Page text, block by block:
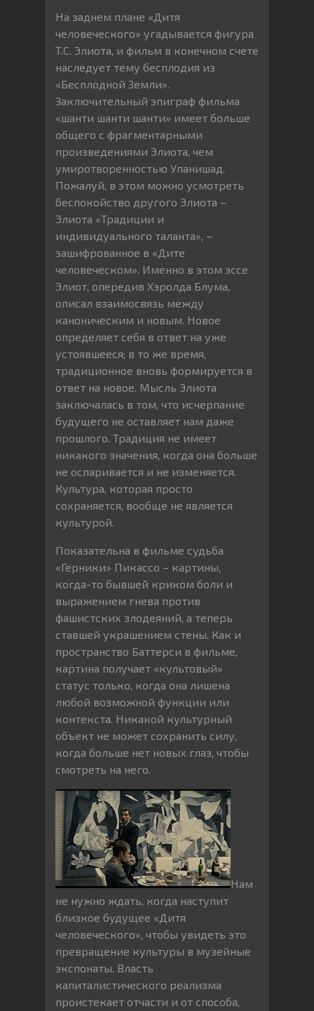
На заднем плане «Дитя
человеческого» угадывается фигура
T.С. Элиота, и фильм в конечном счете
наследует тему бесплодия из
«Бесплодной Земли».
Заключительный эпиграф фильма
«шанти шанти шанти» имеет больше
общего с фрагментарными
произведениями Элиота, чем
умиротворенностью Упанишад.
Пожалуй, в этом можно усмотреть
беспокойство другого Элиота –
Элиота «Традиции и
индивидуального таланта», –
зашифрованное в «Дите
человеческом». Именно в этом эссе
Элиот, опередив Хэролда Блума,
описал взаимосвязь между
каноническим и новым. Новое
определяет себя в ответ на уже
устоявшееся; в то же время,
традиционное вновь формируется в
ответ на новое. Мысль Элиота
заключалась в том, что исчерпание
будущего не оставляет нам даже
прошлого. Традиция не имеет
никакого значения, когда она больше
не оспаривается и не изменяется.
Культура, которая просто
сохраняется, вообще не является
культурой.
Показательна в фильме судьба
«Герники» Пикассо – картины,
когда-то бывшей криком боли и
выражением гнева против
фашистских злодеяний, а теперь
ставшей украшением стены. Как и
пространство Баттерси в фильме,
картина получает «культовый»
статус только, когда она лишена
любой возможной функции или
контекста. Никакой культурный
объект не может сохранить силу,
когда больше нет новых глаз, чтобы
смотреть на него.
Нам
не нужно ждать, когда наступит
близкое будущее «Дитя
человеческого», чтобы увидеть это
превращение культуры в музейные
экспонаты. Власть
капиталистического реализма
проистекает отчасти и от способа,